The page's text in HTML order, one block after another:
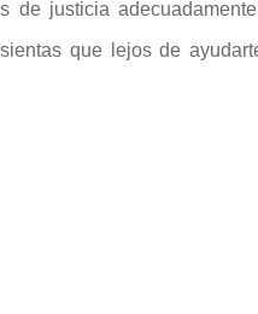
de justicia
que lejos de